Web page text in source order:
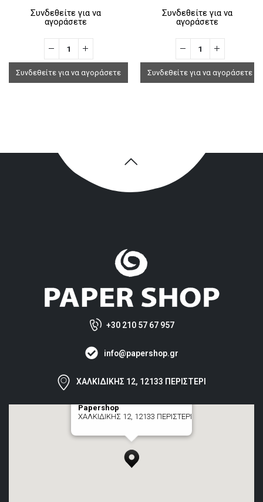
Συνδεθείτε για να
αγοράσετε
Συνδεθείτε για να αγοράσετε
Συνδεθείτε για να
αγοράσετε
Συνδεθείτε για να αγοράσετε
+30 210 57 67 957
info@papershop.gr
ΧΑΛΚΙΔΙΚΗΣ 12, 12133 ΠΕΡΙΣΤΕΡΙ
Papershop
ΧΑΛΚΙΔΙΚΗΣ 12, 12133 ΠΕΡΙΣΤΕΡΙ